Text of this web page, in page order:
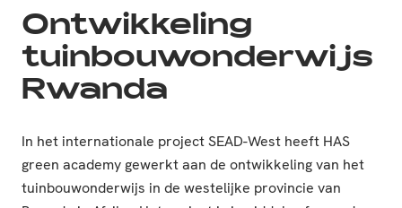
Ontwikkeling
tuinbouwonderwijs
Rwanda
In het internationale project SEAD-West heeft HAS
green academy gewerkt aan de ontwikkeling van het
tuinbouwonderwijs in de westelijke provincie van